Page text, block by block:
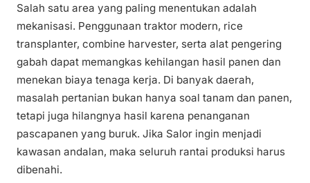
Salah satu area yang paling menentukan adalah
mekanisasi. Penggunaan traktor modern, rice
transplanter, combine harvester, serta alat pengering
gabah dapat memangkas kehilangan hasil panen dan
menekan biaya tenaga kerja. Di banyak daerah,
masalah pertanian bukan hanya soal tanam dan panen,
tetapi juga hilangnya hasil karena penanganan
pascapanen yang buruk. Jika Salor ingin menjadi
kawasan andalan, maka seluruh rantai produksi harus
dibenahi.